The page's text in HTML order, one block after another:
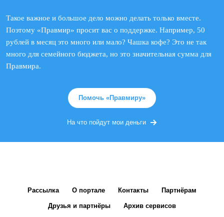
Такое важное и большое дело можно делать только вместе.
Поэтому «Правмир» просит вас о поддержке. Например, 50
рублей в месяц это много или мало? Чашка кофе? Это не так
много для семейного бюджета, но это значительная сумма для
Правмира.
Помочь «Правмиру»
На что пойдут мои деньги
Рассылка О портале Контакты Партнёрам
Друзья и партнёры Архив сервисов